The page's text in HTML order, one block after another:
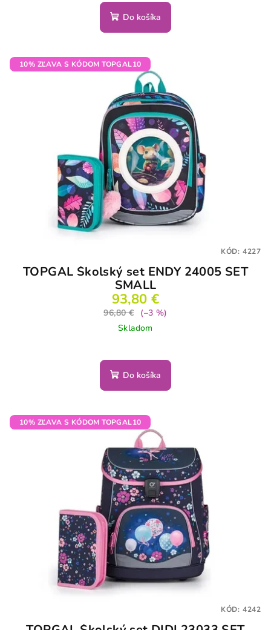
Do košíka
10% ZĽAVA S KÓDOM TOPGAL10
TOPGAL Školský set ENDY 24005 SET
SMALL
93,80 €
96,80 €
(–3 %)
Skladom
Do košíka
KÓD: 4227
10% ZĽAVA S KÓDOM TOPGAL10
KÓD: 4242